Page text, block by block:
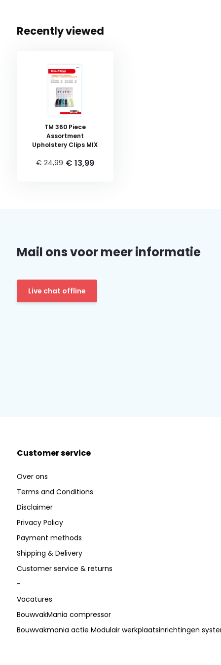
Recently viewed
TM 360 Piece
Assortment
Upholstery Clips MIX
€ 24,99 € 13,99
Mail ons voor meer informatie
Live chat offline
Customer service
Over ons
Terms and Conditions
Disclaimer
Privacy Policy
Payment methods
Shipping & Delivery
Customer service & returns
-
Vacatures
BouwvakMania compressor
Bouwvakmania actie Modulair werkplaatsinrichtingen